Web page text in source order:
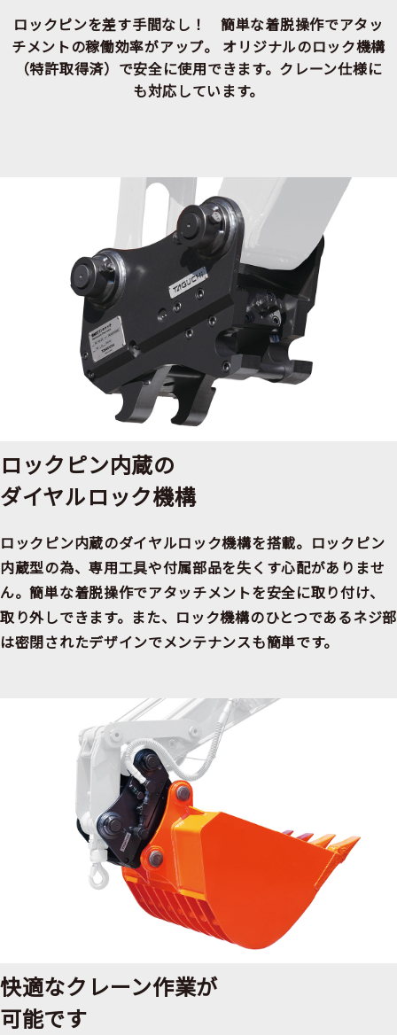
ロックピンを差す手間なし！ 簡単な着脱操作でアタッ
チメントの稼働効率がアップ。
オリジナルのロック機構
（特許取得済）で安全に使用できます。クレーン仕様に
も対応しています。
ロックピン内蔵の
ダイヤルロック機構
ロックピン内蔵のダイヤルロック機構を搭載。ロックピン
内蔵型の為、専用工具や付属部品を失くす心配がありませ
ん。簡単な着脱操作でアタッチメントを安全に取り付け、
取り外しできます。また、ロック機構のひとつであるネジ部
は密閉されたデザインでメンテナンスも簡単です。
快適なクレーン作業が
可能です